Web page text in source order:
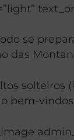
se
das
solteiros
bem-